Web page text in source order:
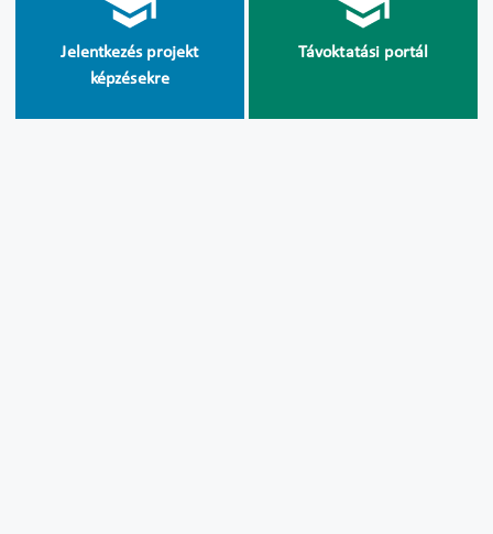
Jelentkezés projekt
képzésekre
Távoktatási portál